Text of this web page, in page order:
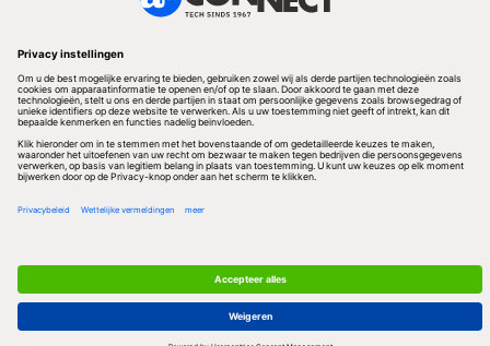
Volg ons
Redactionele partner
Algemene Voorwaarden & Copyrights